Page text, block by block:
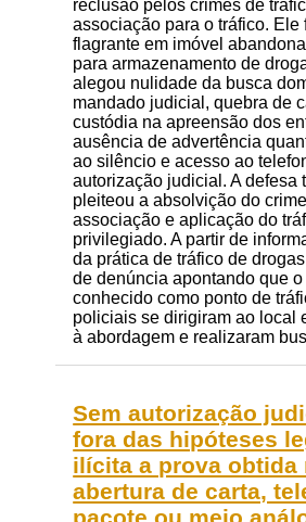
reclusão pelos crimes de
associação para o tráfico. Ele
flagrante em imóvel
para armazenamento de
alegou nulidade da busca
mandado judicial, quebra de
custódia na apreensão dos
ausência de advertência
ao silêncio e acesso ao
autorização judicial. A defesa
pleiteou a absolvição do
associação e aplicação do
privilegiado. A partir de
da prática de tráfico de
de denúncia apontando que
conhecido como ponto de
policiais se dirigiram ao local
à abordagem e realizaram
Sem autorização
fora das hipóteses
ilícita a prova obtida
abertura de carta,
pacote ou meio